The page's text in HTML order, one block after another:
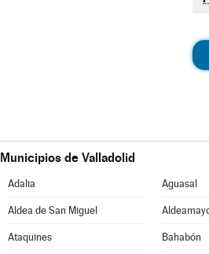
Municipios de Valladolid
Adalia Aguasal
Aldea de San Miguel
Ataquines Bahabón